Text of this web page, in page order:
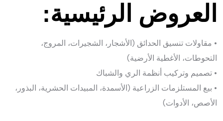
العروض الرئيسية:
• مقاولات تنسيق الحدائق (الأشجار، الشجيرات، المروج،
التحوطات، الأغطية الأرضية)
• تصميم وتركيب أنظمة الري والشباك
• بيع المستلزمات الزراعية (الأسمدة، المبيدات الحشرية، البذور،
الأصص، الأدوات)